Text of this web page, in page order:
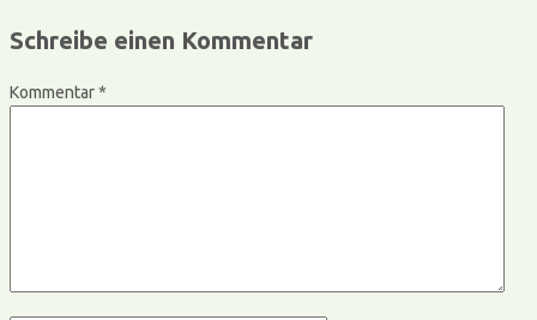
Schreibe einen Kommentar
Kommentar*